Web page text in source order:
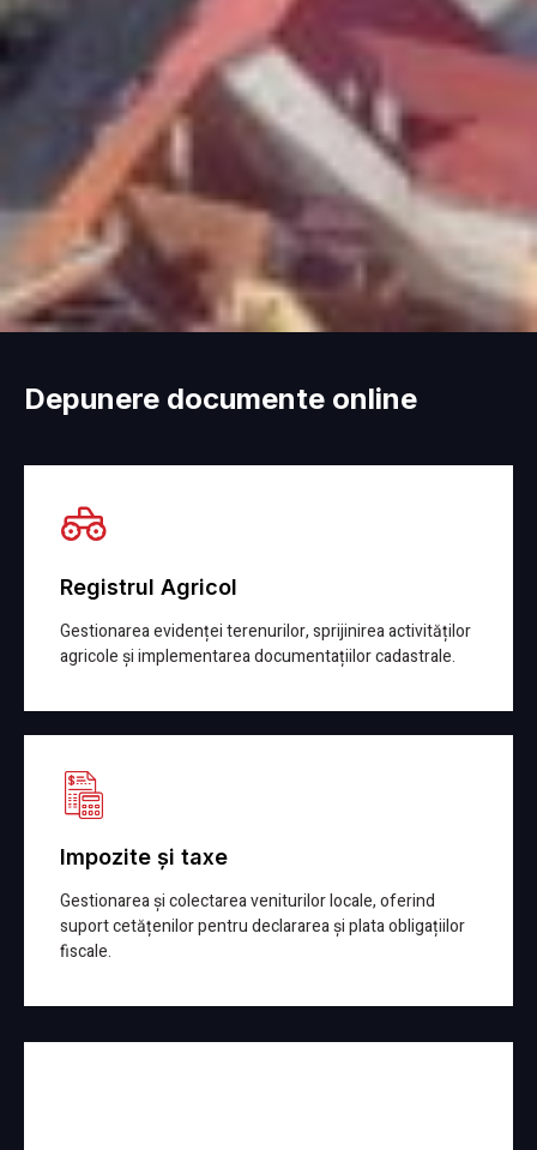
Depunere documente online
Registrul Agricol
Gestionarea evidenței terenurilor, sprijinirea activităților
agricole și implementarea documentațiilor cadastrale.
Impozite și taxe
Gestionarea și colectarea veniturilor locale, oferind
suport cetățenilor pentru declararea și plata obligațiilor
fiscale.